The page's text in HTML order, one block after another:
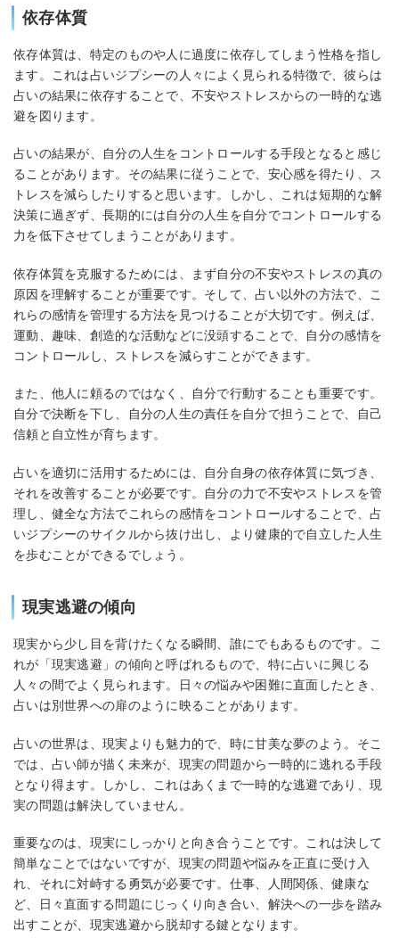
依存体質
依存体質は、特定のものや人に過度に依存してしまう性格を指し
ます。これは占いジプシーの人々によく見られる特徴で、彼らは
占いの結果に依存することで、不安やストレスからの一時的な逃
避を図ります。
占いの結果が、自分の人生をコントロールする手段となると感じ
ることがあります。その結果に従うことで、安心感を得たり、ス
トレスを減らしたりすると思います。しかし、これは短期的な解
決策に過ぎず、長期的には自分の人生を自分でコントロールする
力を低下させてしまうことがあります。
依存体質を克服するためには、まず自分の不安やストレスの真の
原因を理解することが重要です。そして、占い以外の方法で、こ
れらの感情を管理する方法を見つけることが大切です。例えば、
運動、趣味、創造的な活動などに没頭することで、自分の感情を
コントロールし、ストレスを減らすことができます。
また、他人に頼るのではなく、自分で行動することも重要です。
自分で決断を下し、自分の人生の責任を自分で担うことで、自己
信頼と自立性が育ちます。
占いを適切に活用するためには、自分自身の依存体質に気づき、
それを改善することが必要です。自分の力で不安やストレスを管
理し、健全な方法でこれらの感情をコントロールすることで、占
いジプシーのサイクルから抜け出し、より健康的で自立した人生
を歩むことができるでしょう。
現実逃避の傾向
現実から少し目を背けたくなる瞬間、誰にでもあるものです。こ
れが「現実逃避」の傾向と呼ばれるもので、特に占いに興じる
人々の間でよく見られます。日々の悩みや困難に直面したとき、
占いは別世界への扉のように映ることがあります。
占いの世界は、現実よりも魅力的で、時に甘美な夢のよう。そこ
では、占い師が描く未来が、現実の問題から一時的に逃れる手段
となり得ます。しかし、これはあくまで一時的な逃避であり、現
実の問題は解決していません。
重要なのは、現実にしっかりと向き合うことです。これは決して
簡単なことではないですが、現実の問題や悩みを正直に受け入
れ、それに対峙する勇気が必要です。仕事、人間関係、健康な
ど、日々直面する問題にじっくり向き合い、解決への一歩を踏み
出すことが、現実逃避から脱却する鍵となります。